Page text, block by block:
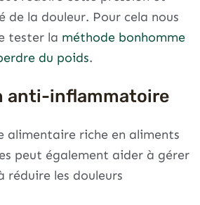
de la douleur. Pour cela nous
tester la méthode bonhomme
du poids.
anti-inflammatoire
alimentaire riche en aliments
peut également aider à gérer
réduire les douleurs